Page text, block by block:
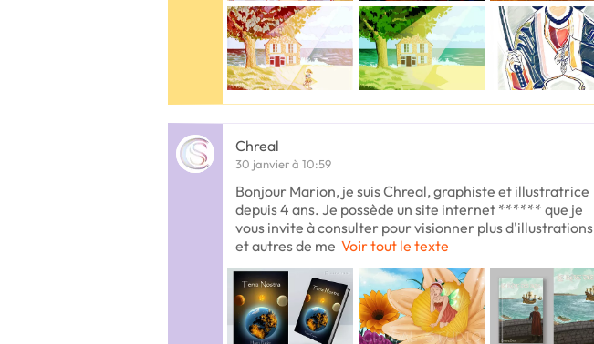
Chreal
30 janvier à 10:59
Bonjour Marion, je suis Chreal, graphiste et illustratrice
depuis 4 ans. Je possède un site internet ****** que je
vous invite à consulter pour visionner plus d'illustrations
et autres de me Voir tout le texte